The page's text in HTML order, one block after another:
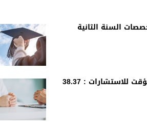
السنة الثانية
الاعلان عن المنح المؤقت للاستشارات : 38.37